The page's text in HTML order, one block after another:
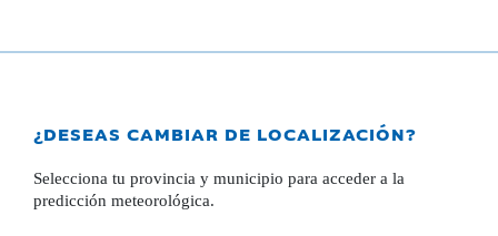
¿DESEAS CAMBIAR DE LOCALIZACIÓN?
Selecciona tu provincia y municipio para acceder a la
predicción meteorológica.